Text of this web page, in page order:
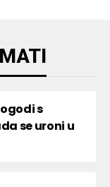
s
se uroni u